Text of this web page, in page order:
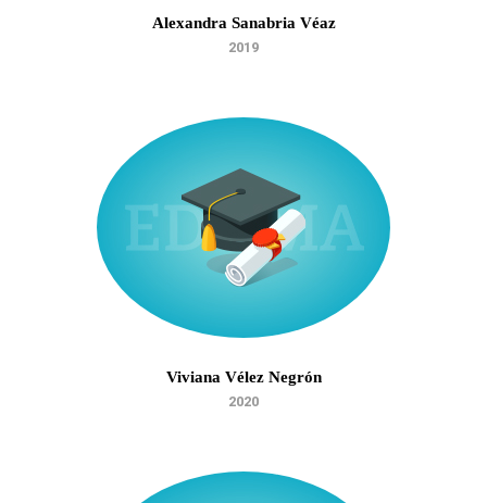
Alexandra Sanabria Véaz
2019
Viviana Vélez Negrón
2020